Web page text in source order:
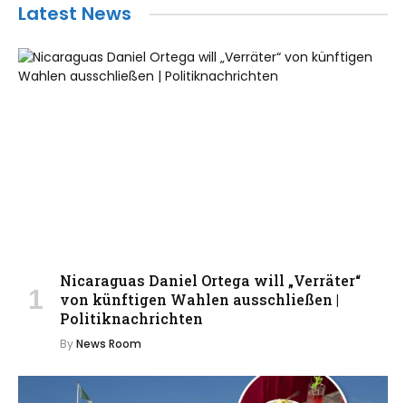
Latest News
Nicaraguas Daniel Ortega will „Verräter“
von künftigen Wahlen ausschließen |
Politiknachrichten
ByNews Room